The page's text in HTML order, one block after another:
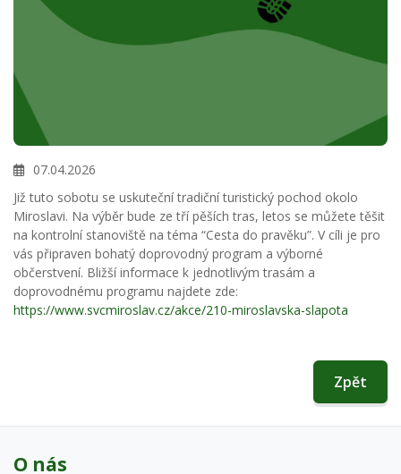
07.04.2026
Již tuto sobotu se uskuteční tradiční turistický pochod okolo
Miroslavi. Na výběr bude ze tří pěších tras, letos se můžete těšit
na kontrolní stanoviště na téma “Cesta do pravěku”. V cíli je pro
vás připraven bohatý doprovodný program a výborné
občerstvení. Bližší informace k jednotlivým trasám a
doprovodnému programu najdete zde:
https://www.svcmiroslav.cz/akce/210-miroslavska-slapota
Zpět
O nás